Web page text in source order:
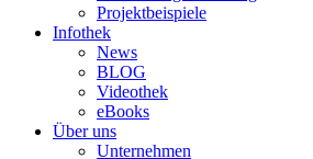
Projektbeispiele
Infothek
News
BLOG
Videothek
eBooks
Über uns
Unternehmen